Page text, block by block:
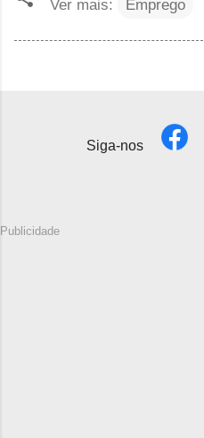
Ver mais: Emprego
Siga-nos
Publicidade